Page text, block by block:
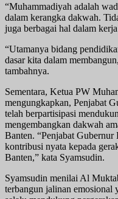
“Muhammadiyah adalah
dalam kerangka dakwah.
juga berbagai hal dalam
“Utamanya bidang
dasar kita dalam
tambahnya.
Sementara, Ketua PW
mengungkapkan, Penjabat
telah berpartisipasi
mengembangkan dakwah
Banten. “Penjabat
kontribusi nyata kepada
Banten,” kata Syamsudin.
Syamsudin menilai Al
terbangun jalinan